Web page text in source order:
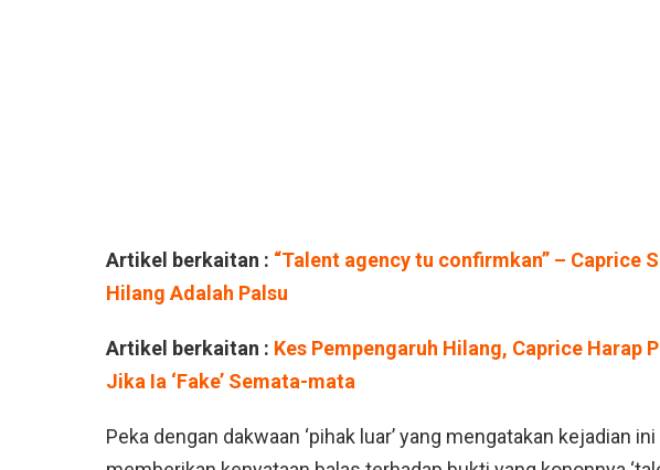
Artikel berkaitan : “Talent agency tu confirmkan” – Caprice
Hilang Adalah Palsu
Artikel berkaitan : Kes Pempengaruh Hilang, Caprice Harap
Jika Ia ‘Fake’ Semata-mata
Peka dengan dakwaan ‘pihak luar’ yang mengatakan kejadian